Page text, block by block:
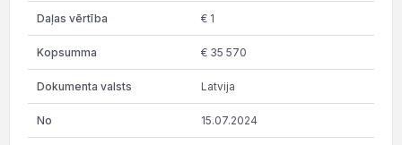
€ 1
€ 35 570
Latvija
15.07.2024